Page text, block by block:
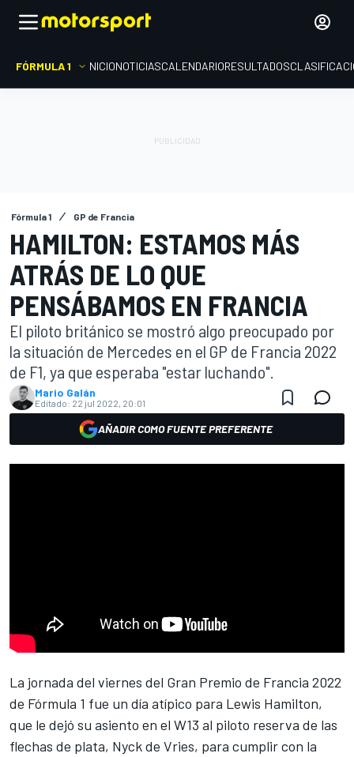
FÓRMULA 1 INICIONOTICIASCALENDARIORESULTADOS
Fórmula 1 GP de Francia
HAMILTON: ESTAMOS MÁS
ATRÁS DE LO QUE
PENSÁBAMOS EN FRANCIA
El piloto británico se mostró algo preocupado por
la situación de Mercedes en el GP de Francia 2022
de F1, ya que esperaba "estar luchando".
Mario Galán
Editado: 22 jul 2022, 20:01
AÑADIR COMO FUENTE PREFERENTE
La jornada del viernes del Gran Premio de Francia 2022
de Fórmula 1 fue un día atípico para Lewis Hamilton,
que le dejó su asiento en el W13 al piloto reserva de las
flechas de plata, Nyck de Vries, para cumplir con la